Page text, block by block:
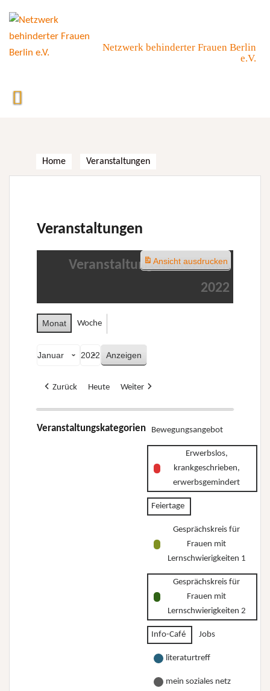
content
Netzwerk behinderter Frauen Berlin
e.V.
Home Veranstaltungen
Veranstaltungen
Veranstaltungen im Januar
2022
Monat Woche
Zurück Heute Weiter
Veranstaltungskategorien Bewegungsangebot
Erwerbslos,
krankgeschrieben,
erwerbsgemindert
Feiertage
Gesprächskreis für
Frauen mit
Lernschwierigkeiten 1
Gesprächskreis für
Frauen mit
Lernschwierigkeiten 2
Info-Café Jobs
literaturtreff
mein soziales netz
Ansichtausdrucken